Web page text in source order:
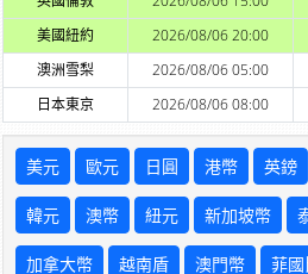
美國紐約
2026/08/06 20:00
澳洲雪梨
2026/08/06 05:00
日本東京
2026/08/06 08:00
美元 歐元 日圓 港幣 英鎊
韓元 澳幣 紐元 新加坡幣
加拿大幣 越南盾 澳門幣 菲